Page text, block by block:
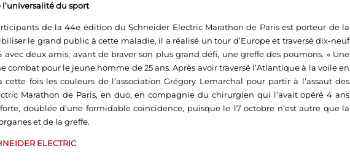
du sport
de la 44e édition du Schneider Electric Marathon de Paris est porteur de la
le grand public à cette maladie, il a réalisé un tour d’Europe et traversé dix-neuf
avec deux amis, avant de braver son plus grand défi, une greffe des poumons. « Une
combat pour le jeune homme de 25 ans. Après avoir traversé l’Atlantique à la voile en
fois les couleurs de l’association Grégory Lemarchal pour partir à l’assaut des
Marathon de Paris, en duo, en compagnie du chirurgien qui l’avait opéré 4 ans
doublée d’une formidable coïncidence, puisque le 17 octobre n’est autre que la
et de la greffe.
ELECTRIC